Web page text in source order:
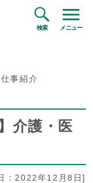
検索 メニュー
事紹介
介護・医
：2022年12月8日]